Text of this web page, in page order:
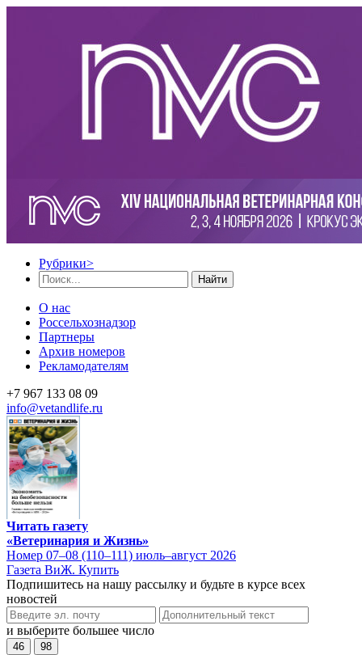
Рубрики>
Найти
О нас
Россельхознадзор
Партнеры
Архив номеров
Рекламодателям
+7 967 133 08 09
info@vetandlife.ru
Читать газету
«Ветеринария и Жизнь»
Номер 07–08 (110–111) июль–август 2026
Газета ВиЖ. Купить
Подпишитесь на нашу рассылку и будьте в курсе всех
новостей
и выберите большее число
46 98